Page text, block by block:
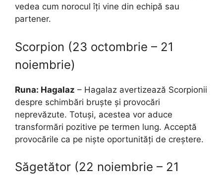
vedea cum norocul îți vine din echipă sau
partener.
Scorpion (23 octombrie – 21
noiembrie)
Runa: Hagalaz – Hagalaz avertizează Scorpionii
despre schimbări bruște și provocări
neprevăzute. Totuși, acestea vor aduce
transformări pozitive pe termen lung. Acceptă
provocările ca pe niște oportunități de creștere.
Săgetător (22 noiembrie – 21